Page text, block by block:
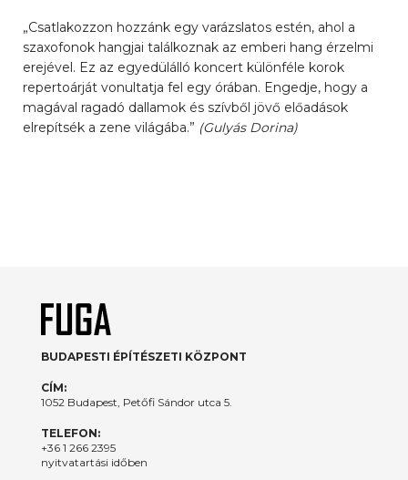
„Csatlakozzon hozzánk egy varázslatos estén, ahol a
szaxofonok hangjai találkoznak az emberi hang érzelmi
erejével. Ez az egyedülálló koncert különféle korok
repertoárját vonultatja fel egy órában. Engedje, hogy a
magával ragadó dallamok és szívből jövő előadások
elrepítsék a zene világába.” (Gulyás Dorina)
BUDAPESTI ÉPÍTÉSZETI KÖZPONT
CÍM:
1052 Budapest, Petőfi Sándor utca 5.
TELEFON:
+36 1 266 2395
nyitvatartási időben